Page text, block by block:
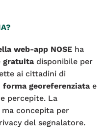
web-app NOSE ha
gratuita disponibile per
ai cittadini di
forma georeferenziata e
percepite. La
concepita per
del segnalatore.